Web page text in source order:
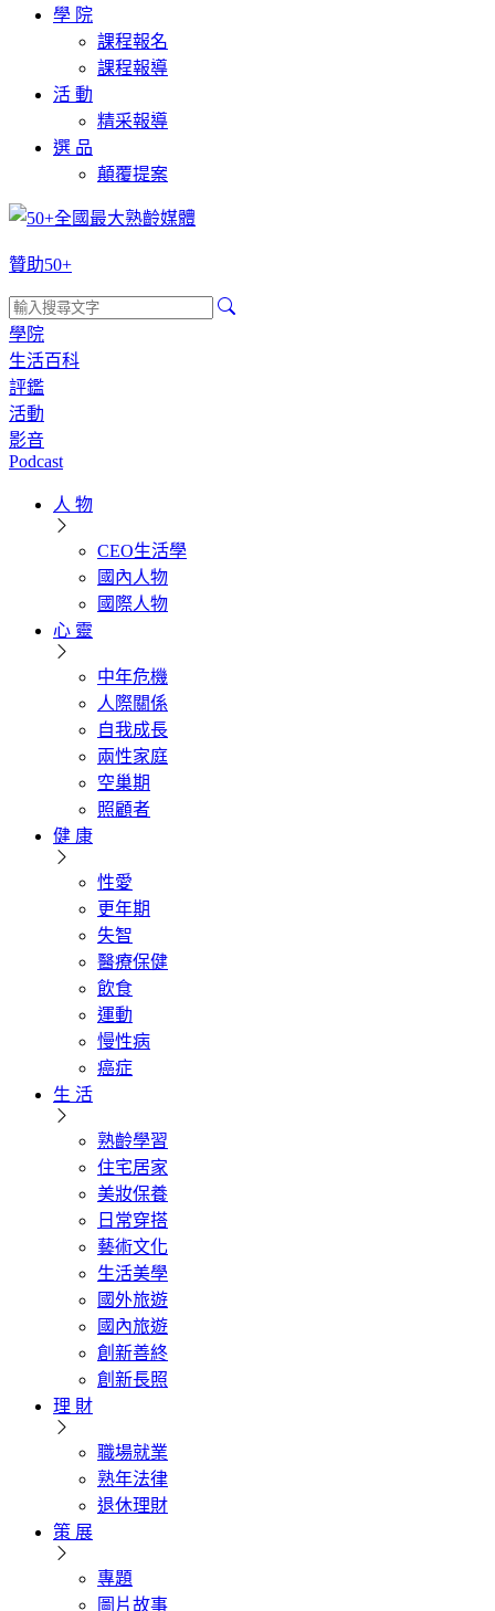
學 院
課程報名
課程報導
活 動
精采報導
選 品
顛覆提案
贊助50+
學院
生活百科
評鑑
活動
影音
Podcast
人 物
CEO生活學
國內人物
國際人物
心 靈
中年危機
人際關係
自我成長
兩性家庭
空巢期
照顧者
健 康
性愛
更年期
失智
醫療保健
飲食
運動
慢性病
癌症
生 活
熟齡學習
住宅居家
美妝保養
日常穿搭
藝術文化
生活美學
國外旅遊
國內旅遊
創新善終
創新長照
理 財
職場就業
熟年法律
退休理財
策 展
專題
圖片故事